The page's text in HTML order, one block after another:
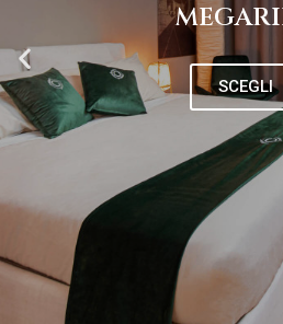
SCEGLI